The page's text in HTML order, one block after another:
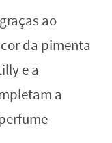
ao
da pimenta
e a
a